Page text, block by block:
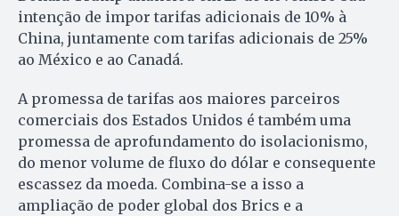
intenção de impor tarifas adicionais de 10% à
China, juntamente com tarifas adicionais de 25%
ao México e ao Canadá.
A promessa de tarifas aos maiores parceiros
comerciais dos Estados Unidos é também uma
promessa de aprofundamento do isolacionismo,
do menor volume de fluxo do dólar e consequente
escassez da moeda. Combina-se a isso a
ampliação de poder global dos Brics e a